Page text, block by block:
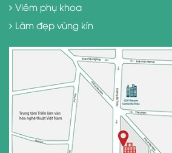
Viêm phụ khoa
Làm đẹp vùng kín